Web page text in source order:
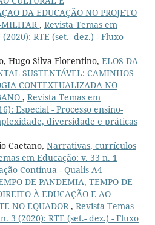
DA EDUCAÇÃO NO PROJETO
MILITAR, Revista Temas em
RTE (set.- dez.) - Fluxo
Hugo Silva Florentino, ELOS DA
SUSTENTÁVEL: CAMINHOS
CONTEXTUALIZADA NO
, Revista Temas em
Especial - Processo ensino-
diversidade e práticas
Caetano, Narrativas, currículos
em Educação: v. 33 n. 1
Contínua - Qualis A4
DE PANDEMIA, TEMPO DE
À EDUCAÇÃO E AO
NO EQUADOR, Revista Temas
3 (2020): RTE (set.- dez.) - Fluxo